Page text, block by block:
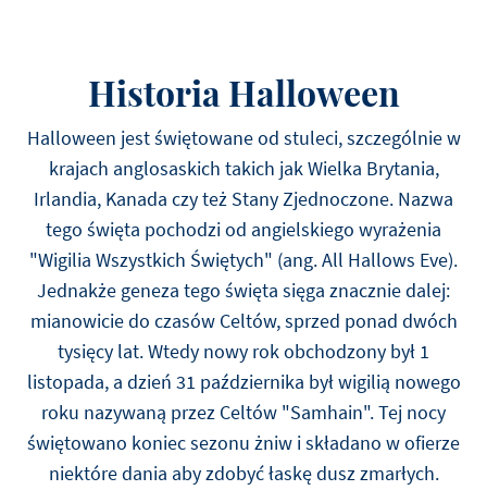
Historia Halloween
Halloween jest świętowane od stuleci, szczególnie w
krajach anglosaskich takich jak Wielka Brytania,
Irlandia, Kanada czy też Stany Zjednoczone. Nazwa
tego święta pochodzi od angielskiego wyrażenia
"Wigilia Wszystkich Świętych" (ang. All Hallows Eve).
Jednakże geneza tego święta sięga znacznie dalej:
mianowicie do czasów Celtów, sprzed ponad dwóch
tysięcy lat. Wtedy nowy rok obchodzony był 1
listopada, a dzień 31 października był wigilią nowego
roku nazywaną przez Celtów "Samhain". Tej nocy
świętowano koniec sezonu żniw i składano w ofierze
niektóre dania aby zdobyć łaskę dusz zmarłych.